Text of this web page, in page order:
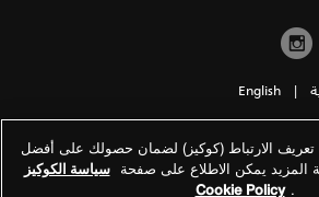
|
English
الارتباط (كوكيز) لضمان حصولك على أفضل
المزيد يمكن الاطلاع على صفحة سياسة الكوكيز
.
Cookie Policy